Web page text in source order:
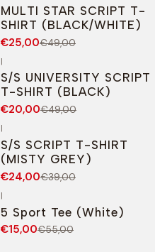
MULTI STAR SCRIPT T-
SHIRT (BLACK/WHITE)
€25,00€49,00
|
S/S UNIVERSITY SCRIPT
T-SHIRT (BLACK)
€20,00€49,00
|
S/S SCRIPT T-SHIRT
(MISTY GREY)
€24,00€39,00
|
5 Sport Tee (White)
€15,00€55,00